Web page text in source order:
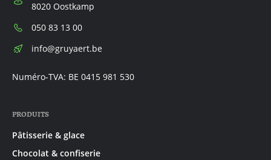
8020 Oostkamp
Téléphone:
050 83 13 00
E-
info@gruyaert.be
Numéro-TVA: BE 0415 981 530
PRODUITS
Pâtisserie & glace
Chocolat & confiserie